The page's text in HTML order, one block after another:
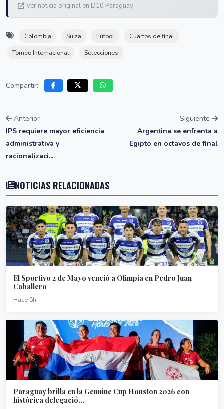
Ver noticia original en D10 Paraguay
Colombia Suiza Fútbol
Cuartos de final
Torneo Internacional
Selecciones
Compartir:
Anterior
IPS requiere mayor eficiencia
administrativa y
racionalizaci...
Siguiente
Argentina se enfrenta a
Egipto en octavos de final
NOTICIAS RELACIONADAS
El Sportivo 2 de Mayo venció a Olimpia en Pedro Juan
Caballero
Hace 5h
Paraguay brilla en la Genuine Cup Houston 2026 con
histórica delegació...